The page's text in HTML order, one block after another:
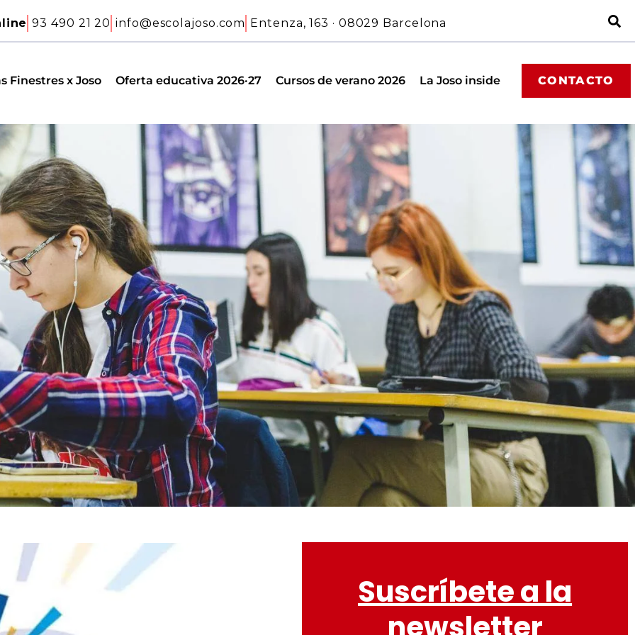
93 490 21 20 info@escolajoso.com Entenza, 163 · 08029 Barcelona
Finestres x Joso Oferta educativa 2026·27 Cursos de verano 2026 La Joso inside CONTACTO
Suscríbete a la
newsletter